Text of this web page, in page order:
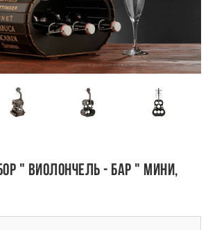
" ВИОЛОНЧЕЛЬ - БАР " МИНИ,